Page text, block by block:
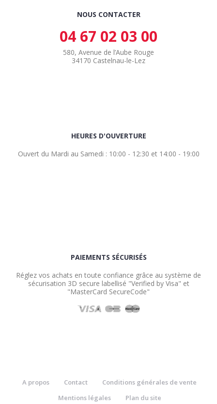
NOUS CONTACTER
04 67 02 03 00
580, Avenue de l’Aube Rouge
34170 Castelnau-le-Lez
HEURES D'OUVERTURE
Ouvert du Mardi au Samedi : 10:00 - 12:30 et 14:00 - 19:00
PAIEMENTS SÉCURISÉS
Réglez vos achats en toute confiance grâce au système de
sécurisation 3D secure labellisé "Verified by Visa" et
"MasterCard SecureCode"
A propos Contact
Conditions générales de vente
Mentions légales
Plan du site